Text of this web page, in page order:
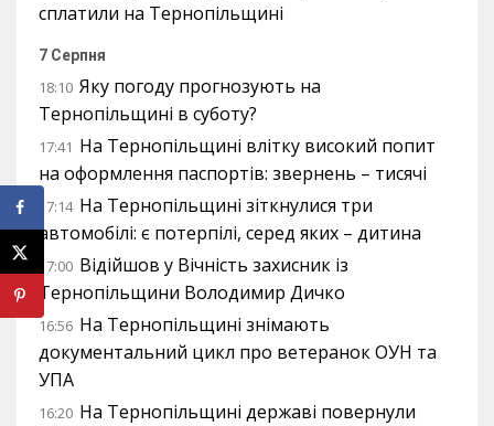
сплатили на Тернопільщині
7 Серпня
18:10 Яку погоду прогнозують на
Тернопільщині в суботу?
17:41 На Тернопільщині влітку високий попит
на оформлення паспортів: звернень – тисячі
17:14 На Тернопільщині зіткнулися три
автомобілі: є потерпілі, серед яких – дитина
17:00 Відійшов у Вічність захисник із
Тернопільщини Володимир Дичко
16:56 На Тернопільщині знімають
документальний цикл про ветеранок ОУН та
УПА
16:20 На Тернопільщині державі повернули